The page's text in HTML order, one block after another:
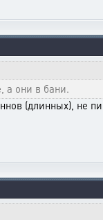
а они в бани.
(длинных), не